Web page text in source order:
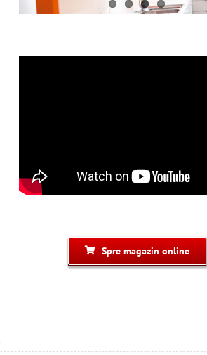
Spre magazin online